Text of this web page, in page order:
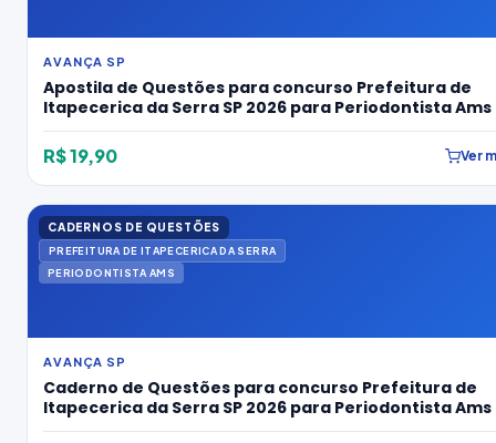
AVANÇA SP
Apostila de Questões para concurso Prefeitura de
Itapecerica da Serra SP 2026 para Periodontista Ams
R$ 19,90 Ver
CADERNOS DE QUESTÕES
PREFEITURA DE ITAPECERICA DA SERRA
PERIODONTISTA AMS
AVANÇA SP
Caderno de Questões para concurso Prefeitura de
Itapecerica da Serra SP 2026 para Periodontista Ams